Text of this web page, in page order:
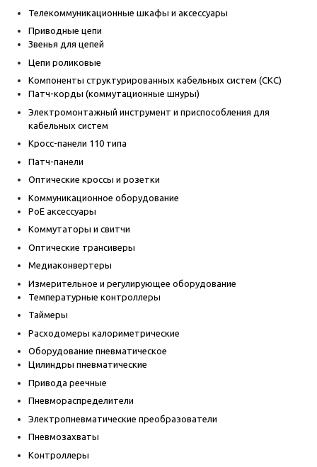
Телекоммуникационные шкафы и аксессуары
Приводные цепи
Звенья для цепей
Цепи роликовые
Компоненты структурированных кабельных систем (СКС)
Патч-корды (коммутационные шнуры)
Электромонтажный инструмент и приспособления для
кабельных систем
Кросс-панели 110 типа
Патч-панели
Оптические кроссы и розетки
Коммуникационное оборудование
PoE аксессуары
Коммутаторы и свитчи
Оптические трансиверы
Медиаконвертеры
Измерительное и регулирующее оборудование
Температурные контроллеры
Таймеры
Расходомеры калориметрические
Оборудование пневматическое
Цилиндры пневматические
Привода реечные
Пневмораспределители
Электропневматические преобразователи
Пневмозахваты
Контроллеры